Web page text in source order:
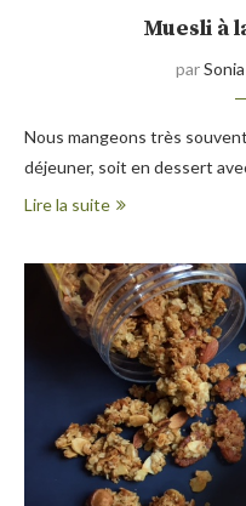
Muesli à
parSonia
Nous mangeons très
déjeuner, soit en dessert
Lire la suite